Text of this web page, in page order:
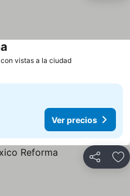
vistas a la ciudad
Ver precios
Compartir